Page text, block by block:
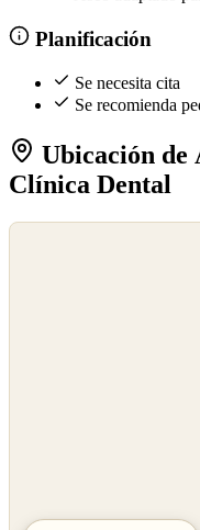
Planificación
Se necesita cita
Se recomienda
Ubicación
Clínica Dental